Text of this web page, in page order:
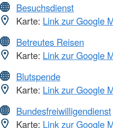
Besuchsdienst
Karte: Link zur Google
Betreutes Reisen
Karte: Link zur Google
Blutspende
Karte: Link zur Google
Bundesfreiwilligendienst
Karte: Link zur Google